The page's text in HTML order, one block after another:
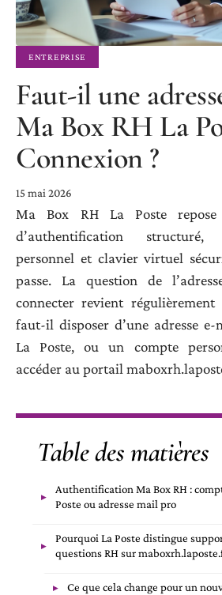
ENTREPRISE
Faut-il une
Ma Box RH La
Connexion ?
15 mai 2026
Ma Box RH La Poste
d’authentification
personnel et clavier virtuel
passe. La question de
connecter revient
faut-il disposer d’une adresse e-
La Poste, ou un compte
accéder au portail
Table des matières
Authentification Ma Box RH :
Poste ou adresse mail pro
Pourquoi La Poste distingue
questions RH sur
Ce que cela change pour un